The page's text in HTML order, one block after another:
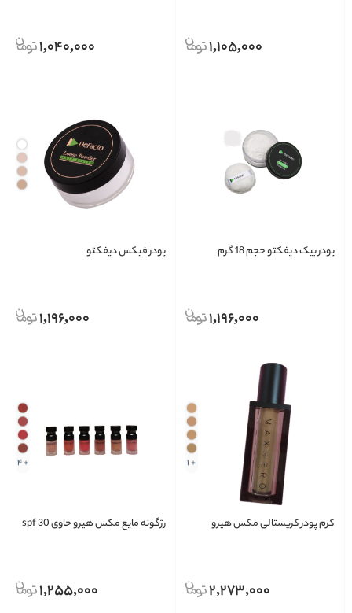
1,105,000
1,040,000
پودر بیک دیفکتو حجم 18 گرم
1,196,000
پودر فیکس دیفکتو
1,196,000
+ 1
کرم پودر کریستالی مکس هیرو
2,273,000
+ 4
رژگونه مایع مکس هیرو حاوی spf 30
1,255,000